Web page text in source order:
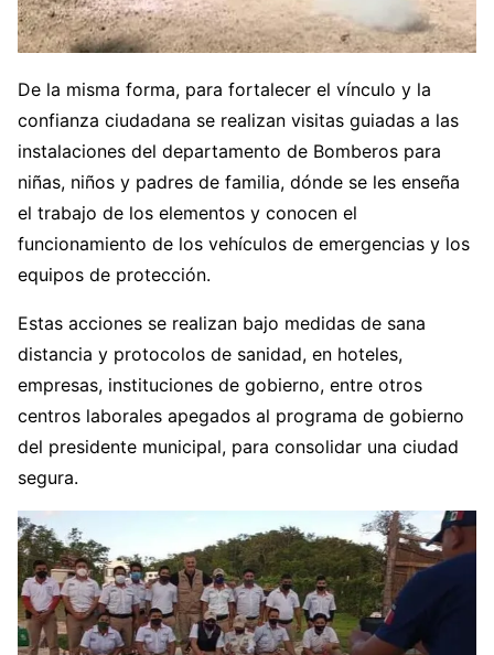
De la misma forma, para fortalecer el vínculo y la
confianza ciudadana se realizan visitas guiadas a las
instalaciones del departamento de Bomberos para
niñas, niños y padres de familia, dónde se les enseña
el trabajo de los elementos y conocen el
funcionamiento de los vehículos de emergencias y los
equipos de protección.
Estas acciones se realizan bajo medidas de sana
distancia y protocolos de sanidad, en hoteles,
empresas, instituciones de gobierno, entre otros
centros laborales apegados al programa de gobierno
del presidente municipal, para consolidar una ciudad
segura.